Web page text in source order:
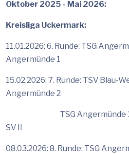
Oktober 2025 - Mai 2026:
Kreisliga Uckermark:
11.01.2026: 6. Runde: TSG
Angermünde 1
15.02.2026: 7. Runde: TSV Blau-
Angermünde 2
TSG Angermünde 1
SV II
08.03.2026: 8. Runde: TSG